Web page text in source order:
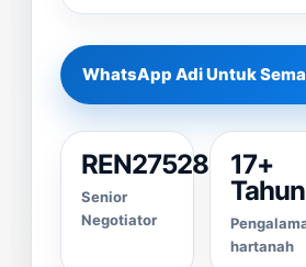
WhatsApp Adi Untuk
REN27528
Senior
Negotiator
17+
Tahun
hartanah